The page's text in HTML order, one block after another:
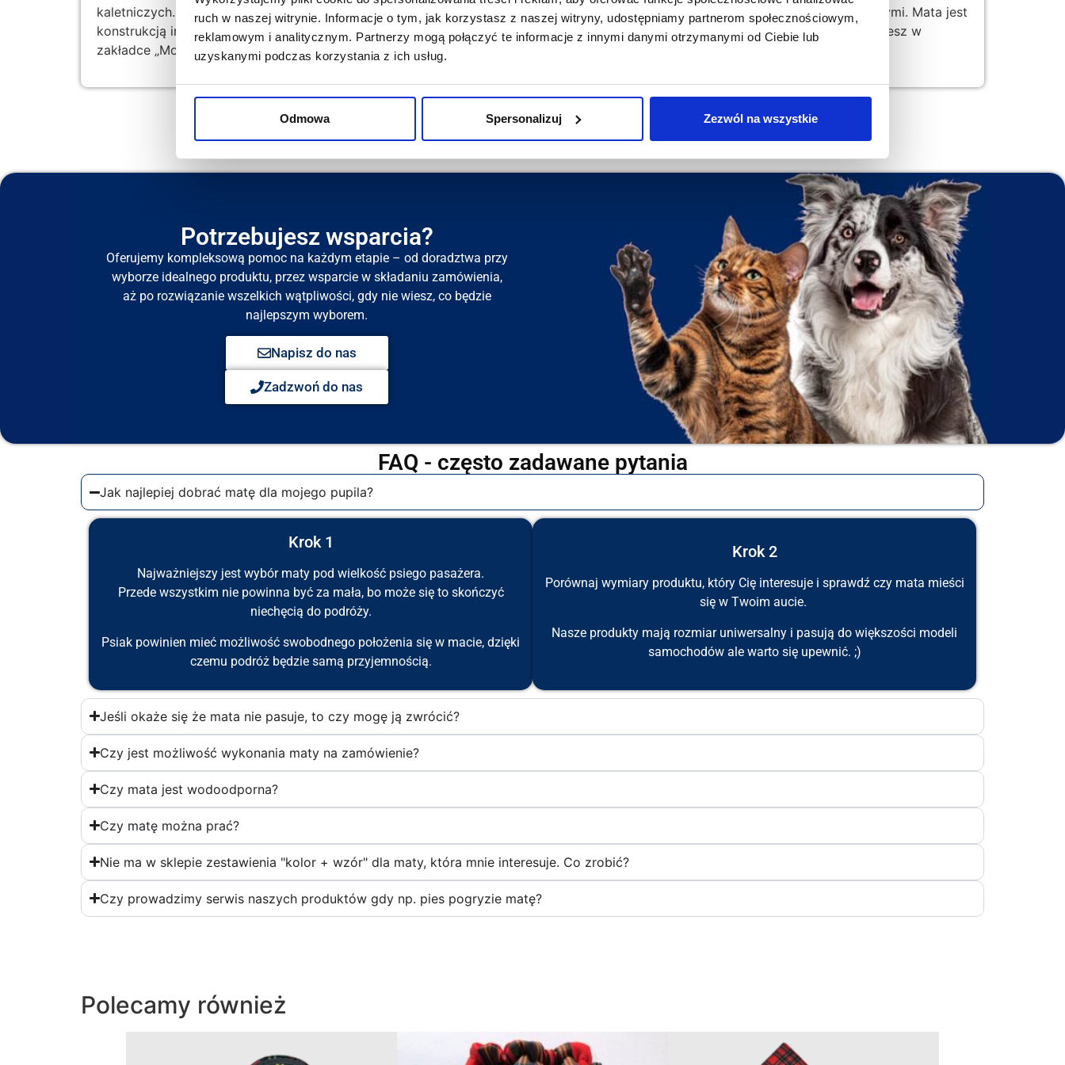
ruch w naszej witrynie. Informacje o tym, jak korzystasz z naszej witryny, udostępniamy partnerom społecznościowym,
reklamowym i analitycznym. Partnerzy mogą połączyć te informacje z innymi danymi otrzymanymi od Ciebie lub
uzyskanymi podczas korzystania z ich usług.
Odmowa Spersonalizuj Zezwól na wszystkie
kaletniczych. Zabezpiecza wnętrze auta i chroni tapicerkę przed zabrudzeniem, sierścią, wilgocią oraz uszkodzeniami mechanicznymi. Mata jest
konstrukcją integralną (nie posiada żadnych wyjmowanych usztywnień, wypełnień). Instrukcje prawidłowego montażu maty znajdziesz w
zakładce „Montaż maty”, a informacje dotyczące jej czyszczenia i konserwacji są w zakładce „Konserwacja mat”.
Sprawdź tutaj - nasze opinie Google
Potrzebujesz wsparcia?
Oferujemy kompleksową pomoc na każdym etapie – od doradztwa przy
wyborze idealnego produktu, przez wsparcie w składaniu zamówienia,
aż po rozwiązanie wszelkich wątpliwości, gdy nie wiesz, co będzie
najlepszym wyborem.
Napisz do nas
Zadzwoń do nas
FAQ - często zadawane pytania
Jak najlepiej dobrać matę dla mojego pupila?
Krok 1
Najważniejszy jest wybór maty pod wielkość psiego pasażera.
Przede wszystkim nie powinna być za mała, bo może się to skończyć
niechęcią do podróży.
Psiak powinien mieć możliwość swobodnego położenia się w macie, dzięki
czemu podróż będzie samą przyjemnością.
Krok 2
Porównaj wymiary produktu, który Cię interesuje i sprawdź czy mata mieści
się w Twoim aucie.
Nasze produkty mają rozmiar uniwersalny i pasują do większości modeli
samochodów ale warto się upewnić. ;)
Jeśli okaże się że mata nie pasuje, to czy mogę ją zwrócić?
Czy jest możliwość wykonania maty na zamówienie?
Czy mata jest wodoodporna?
Czy matę można prać?
Nie ma w sklepie zestawienia "kolor + wzór" dla maty, która mnie interesuje. Co zrobić?
Czy prowadzimy serwis naszych produktów gdy np. pies pogryzie matę?
Polecamy również